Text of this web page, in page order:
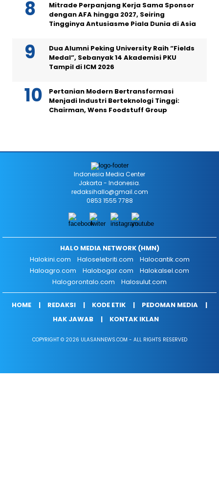
Mitrade Perpanjang Kerja Sama Sponsor
dengan AFA hingga 2027, Seiring
Tingginya Antusiasme Piala Dunia di Asia
Dua Alumni Peking University Raih “Fields
Medal”, Sebanyak 14 Akademisi PKU
Tampil di ICM 2026
Pertanian Modern Bertransformasi
Menjadi Industri Berteknologi Tinggi:
Chairman, Wens Foodstuff Group
Indonesia Media Center
Jakarta - Indonesia.
redaksihallo@gmail.com
0853 1555 7788
HALO MEDIA NETWORK (HMN)
Halokini.com
Haloselebriti.com
Halocantik.com
Haloagro.com
Halobogor.com
Halokalsel.com
Halogorontalo.com
Halosulut.com
HOME REDAKSI KODE ETIK
PEDOMAN MEDIA
HAK JAWAB
KONTAK IKLAN
COPYRIGHT © 2026 ULASANNEWS.COM - ALL RIGHTS RESERVED